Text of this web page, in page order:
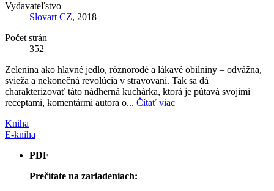
Vydavateľstvo
Slovart CZ, 2018
Počet strán
352
Zelenina ako hlavné jedlo, rôznorodé a lákavé obilniny – odvážna,
svieža a nekonečná revolúcia v stravovaní. Tak sa dá
charakterizovať táto nádherná kuchárka, ktorá je pútavá svojimi
receptami, komentármi autora o... Čítať viac
Kniha
E-kniha
PDF
Prečítate na zariadeniach: